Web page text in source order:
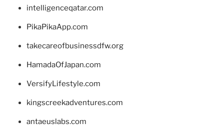
intelligenceqatar.com
PikaPikaApp.com
takecareofbusinessdfw.org
HamadaOfJapan.com
VersifyLifestyle.com
kingscreekadventures.com
antaeuslabs.com